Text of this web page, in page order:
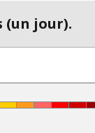
(un jour).